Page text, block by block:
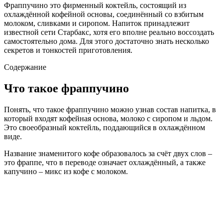
Фраппучино это фирменный коктейль, состоящий из
охлаждённой кофейной основы, соединённый со взбитым
молоком, сливками и сиропом. Напиток принадлежит
известной сети Старбакс, хотя его вполне реально воссоздать
самостоятельно дома. Для этого достаточно знать несколько
секретов и тонкостей приготовления.
Содержание
Что такое фраппучино
Понять, что такое фраппучино можно узнав состав напитка, в
который входят кофейная основа, молоко с сиропом и льдом.
Это своеобразный коктейль, поддающийся в охлаждённом
виде.
Название знаменитого кофе образовалось за счёт двух слов –
это фраппе, что в переводе означает охлаждённый, а также
капучино – микс из кофе с молоком.